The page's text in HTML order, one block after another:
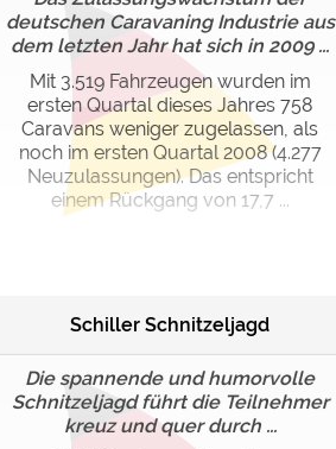
deutschen Caravaning Industrie aus
dem letzten Jahr hat sich in 2009 ...
Mit 3.519 Fahrzeugen wurden im
ersten Quartal dieses Jahres 758
Caravans weniger zugelassen, als
noch im ersten Quartal 2008 (4.277
Neuzulassungen). Das entspricht
einem Rückgang von 17,7 ...
Schiller Schnitzeljagd
Die spannende und humorvolle
Schnitzeljagd führt die Teilnehmer
kreuz und quer durch ...